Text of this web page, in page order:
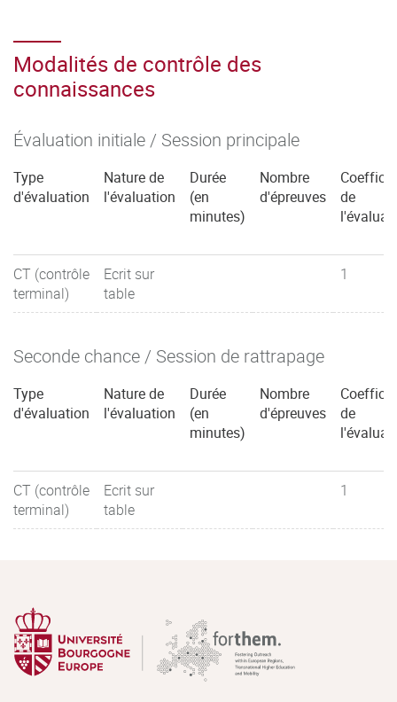
Modalités de contrôle des
connaissances
Évaluation initiale / Session principale
Type
d'évaluation
Nature de
l'évaluation
Durée
(en
minutes)
Nombre
d'épreuves
de
CT (contrôle
terminal)
Ecrit sur
table
1
Seconde chance / Session de rattrapage
Type
d'évaluation
Nature de
l'évaluation
Durée
(en
minutes)
Nombre
d'épreuves
de
CT (contrôle
terminal)
Ecrit sur
table
1